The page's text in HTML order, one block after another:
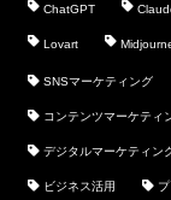
ChatGPT
Lovart
SNSマーケティング
コンテンツマーケティ
デジタルマーケティン
ビジネス活用